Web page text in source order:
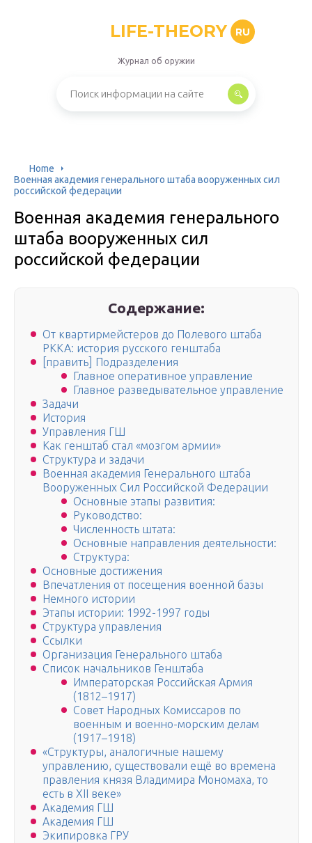
LIFE-THEORY RU
Журнал об оружии
Home
Военная академия генерального штаба вооруженных сил
российской федерации
Военная академия генерального
штаба вооруженных сил
российской федерации
Содержание:
От квартирмейстеров до Полевого штаба
РККА: история русского генштаба
[править] Подразделения
Главное оперативное управление
Главное разведывательное управление
Задачи
История
Управления ГШ
Как генштаб стал «мозгом армии»
Структура и задачи
Военная академия Генерального штаба
Вооруженных Сил Российской Федерации
Основные этапы развития:
Руководство:
Численность штата:
Основные направления деятельности:
Структура:
Основные достижения
Впечатления от посещения военной базы
Немного истории
Этапы истории: 1992-1997 годы
Структура управления
Ссылки
Организация Генерального штаба
Список начальников Генштаба
Императорская Российская Армия
(1812–1917)
Совет Народных Комиссаров по
военным и военно-морским делам
(1917–1918)
«Структуры, аналогичные нашему
управлению, существовали ещё во времена
правления князя Владимира Мономаха, то
есть в XII веке»
Академия ГШ
Академия ГШ
Экипировка ГРУ